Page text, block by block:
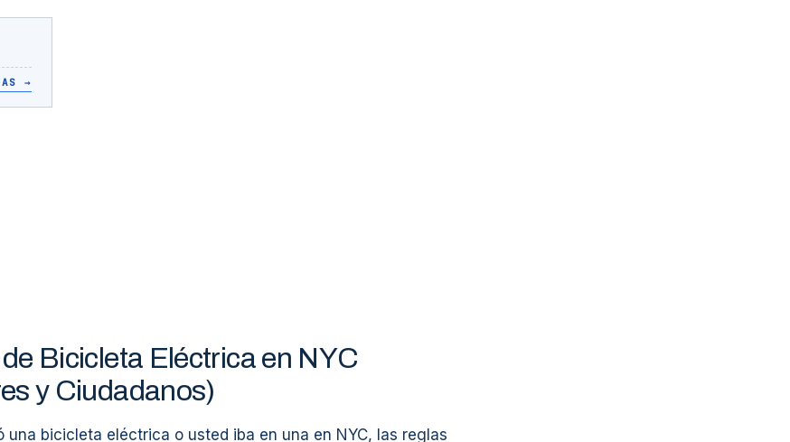
→
Bicicleta Eléctrica en NYC
y Ciudadanos)
una bicicleta eléctrica o usted iba en una en NYC, las reglas